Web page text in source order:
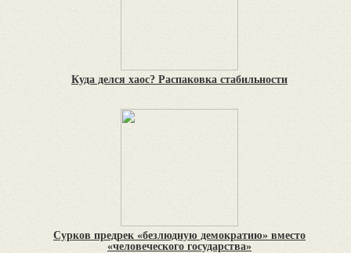
Куда делся хаос? Распаковка стабильности
Сурков предрек «безлюдную демократию» вместо
«человеческого государства»